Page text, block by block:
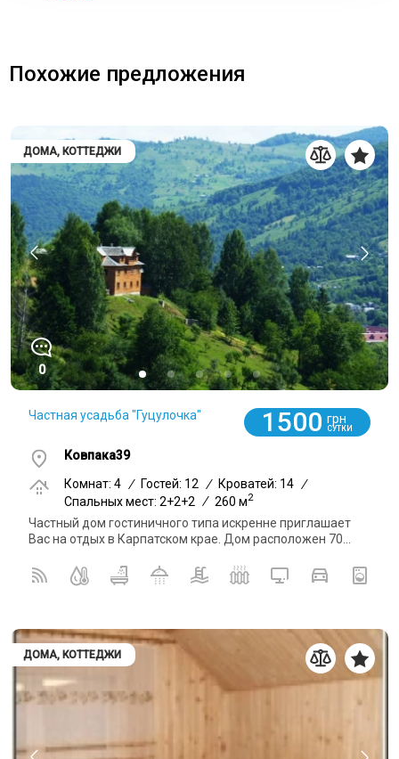
Похожие предложения
ДОМА, КОТТЕДЖИ
0
Частная усадьба "Гуцулочка" 1500 грн
СУТКИ
Ковпака39
Комнат: 4 / Гостей: 12 / Кроватей: 14 /
Спальных мест: 2+2+2 / 260 м2
Частный дом гостиничного типа искренне приглашает
Вас на отдых в Карпатском крае. Дом расположен 70...
ДОМА, КОТТЕДЖИ